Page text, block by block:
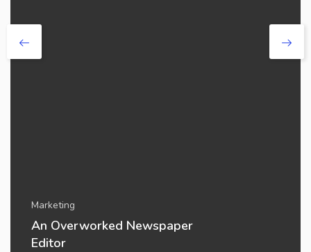
Marketing
An Overworked Newspaper
Editor